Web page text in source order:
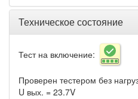
Техническое состояние
Тест на включение:
Проверен тестером без
U вых. = 23.7V